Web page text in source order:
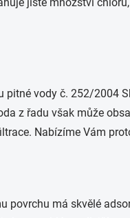
vody č. 252/2004
z řadu však může
Nabízíme Vám
povrchu má skvělé